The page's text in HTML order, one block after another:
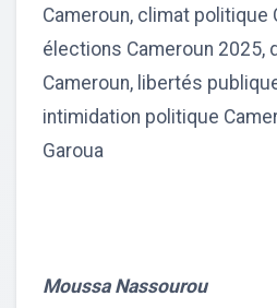
Cameroun, climat politique
élections Cameroun 2025,
Cameroun, libertés
intimidation politique
Garoua
Moussa Nassourou